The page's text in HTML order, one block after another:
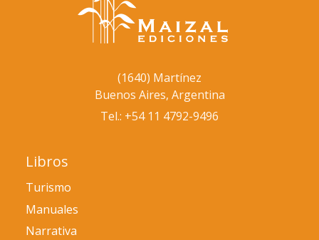
(1640) Martínez
Buenos Aires, Argentina
Tel.: +54 11 4792-9496
Libros
Turismo
Manuales
Narrativa